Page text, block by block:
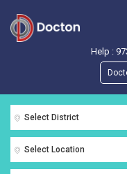
Help :
Select District
Select Location